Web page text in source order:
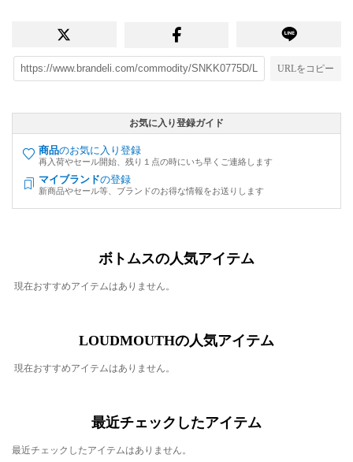
URLをコピー
お気に入り登録ガイド
商品のお気に入り登録
再入荷やセール開始、残り１点の時にいち早くご連絡します
マイブランドの登録
新商品やセール等、ブランドのお得な情報をお送りします
ボトムスの人気アイテム
現在おすすめアイテムはありません。
LOUDMOUTHの人気アイテム
現在おすすめアイテムはありません。
最近チェックしたアイテム
最近チェックしたアイテムはありません。